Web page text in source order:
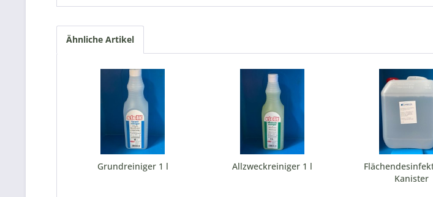
Ähnliche Artikel
Grundreiniger 1 l Allzweckreiniger 1 l
Kanister